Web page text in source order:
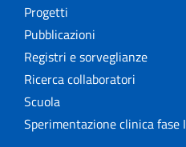
Progetti
Pubblicazioni
Registri e sorveglianze
Ricerca collaboratori
Scuola
Sperimentazione clinica fase I